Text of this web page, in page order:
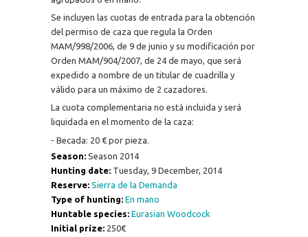
Se incluyen las cuotas de entrada para la obtención
del permiso de caza que regula la Orden
MAM/998/2006, de 9 de junio y su modificación por
Orden MAM/904/2007, de 24 de mayo, que será
expedido a nombre de un titular de cuadrilla y
válido para un máximo de 2 cazadores.
La cuota complementaria no está incluida y será
liquidada en el momento de la caza:
- Becada: 20 € por pieza.
Season: Season 2014
Hunting date: Tuesday, 9 December, 2014
Reserve: Sierra de la Demanda
Type of hunting: En mano
Huntable species: Eurasian Woodcock
Initial prize: 250€